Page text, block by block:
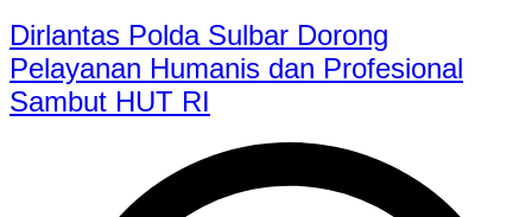
Dirlantas Polda Sulbar Dorong
Pelayanan Humanis dan Profesional
Sambut HUT RI